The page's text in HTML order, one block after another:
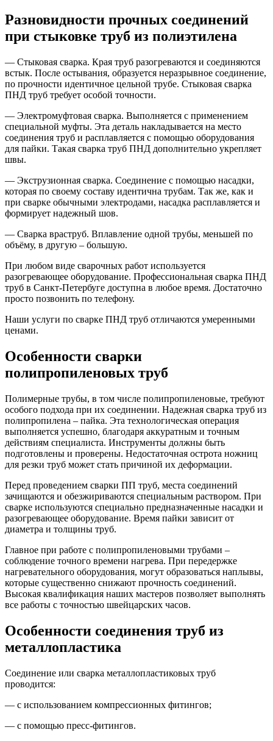
Разновидности прочных соединений
при стыковке труб из полиэтилена
— Стыковая сварка. Края труб разогреваются и соединяются
встык. После остывания, образуется неразрывное соединение,
по прочности идентичное цельной трубе. Стыковая сварка
ПНД труб требует особой точности.
— Электромуфтовая сварка. Выполняется с применением
специальной муфты. Эта деталь накладывается на место
соединения труб и расплавляется с помощью оборудования
для пайки. Такая сварка труб ПНД дополнительно укрепляет
швы.
— Экструзионная сварка. Соединение с помощью насадки,
которая по своему составу идентична трубам. Так же, как и
при сварке обычными электродами, насадка расплавляется и
формирует надежный шов.
— Сварка враструб. Вплавление одной трубы, меньшей по
объёму, в другую – большую.
При любом виде сварочных работ используется
разогревающее оборудование. Профессиональная сварка ПНД
труб в Санкт-Петербуге доступна в любое время. Достаточно
просто позвонить по телефону.
Наши услуги по сварке ПНД труб отличаются умеренными
ценами.
Особенности сварки
полипропиленовых труб
Полимерные трубы, в том числе полипропиленовые, требуют
особого подхода при их соединении. Надежная сварка труб из
полипропилена – пайка. Эта технологическая операция
выполняется успешно, благодаря аккуратным и точным
действиям специалиста. Инструменты должны быть
подготовлены и проверены. Недостаточная острота ножниц
для резки труб может стать причиной их деформации.
Перед проведением сварки ПП труб, места соединений
зачищаются и обезжириваются специальным раствором. При
сварке используются специально предназначенные насадки и
разогревающее оборудование. Время пайки зависит от
диаметра и толщины труб.
Главное при работе с полипропиленовыми трубами –
соблюдение точного времени нагрева. При передержке
нагревательного оборудования, могут образоваться наплывы,
которые существенно снижают прочность соединений.
Высокая квалификация наших мастеров позволяет выполнять
все работы с точностью швейцарских часов.
Особенности соединения труб из
металлопластика
Соединение или сварка металлопластиковых труб
проводится:
— с использованием компрессионных фитингов;
— с помощью пресс-фитингов.